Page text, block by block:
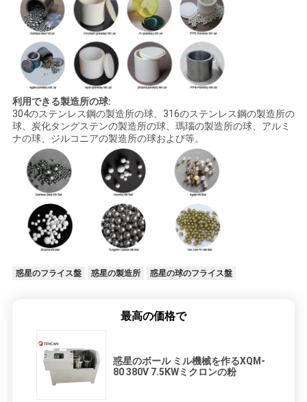
利用できる製造所の球:
304のステンレス鋼の製造所の球、316のステンレス鋼の製造所の
球、炭化タングステンの製造所の球、瑪瑙の製造所の球、アルミ
ナの球、ジルコニアの製造所の球および等。
惑星のフライス盤 惑星の製造所 惑星の球のフライス盤
最高の価格で
惑星のボール ミル機械を作るXQM-
80 380V 7.5KWミクロンの粉